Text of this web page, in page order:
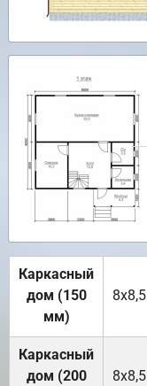
Каркасный
дом (150
мм)
8х8,5
Каркасный
дом (200
8х8,5